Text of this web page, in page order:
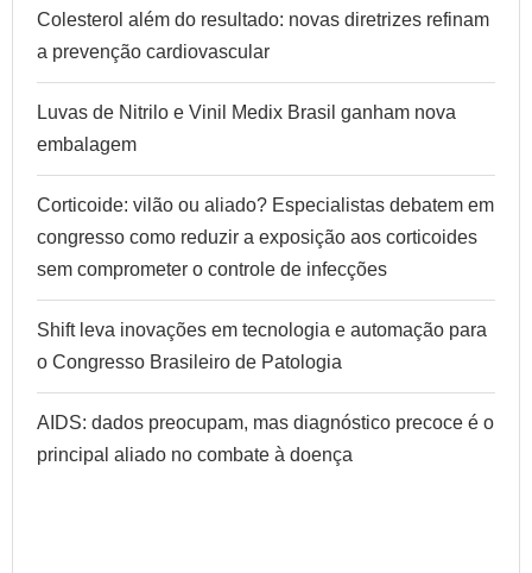
Colesterol além do resultado: novas diretrizes refinam
a prevenção cardiovascular
Luvas de Nitrilo e Vinil Medix Brasil ganham nova
embalagem
Corticoide: vilão ou aliado? Especialistas debatem em
congresso como reduzir a exposição aos corticoides
sem comprometer o controle de infecções
Shift leva inovações em tecnologia e automação para
o Congresso Brasileiro de Patologia
AIDS: dados preocupam, mas diagnóstico precoce é o
principal aliado no combate à doença